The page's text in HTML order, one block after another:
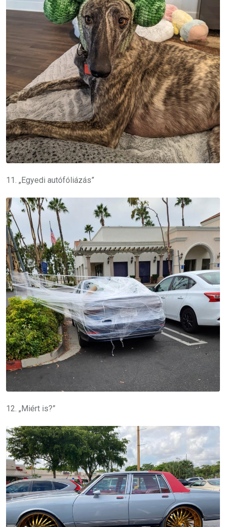
11. „Egyedi autófóliázás”
12. „Miért is?”